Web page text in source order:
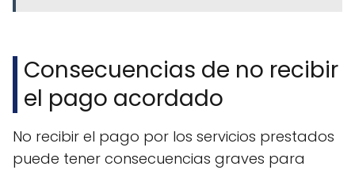
Consecuencias de no recibir
el pago acordado
No recibir el pago por los servicios prestados
puede tener consecuencias graves para